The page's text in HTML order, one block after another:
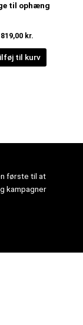
til ophæng
819,00 kr.
til kurv
første til at
kampagner